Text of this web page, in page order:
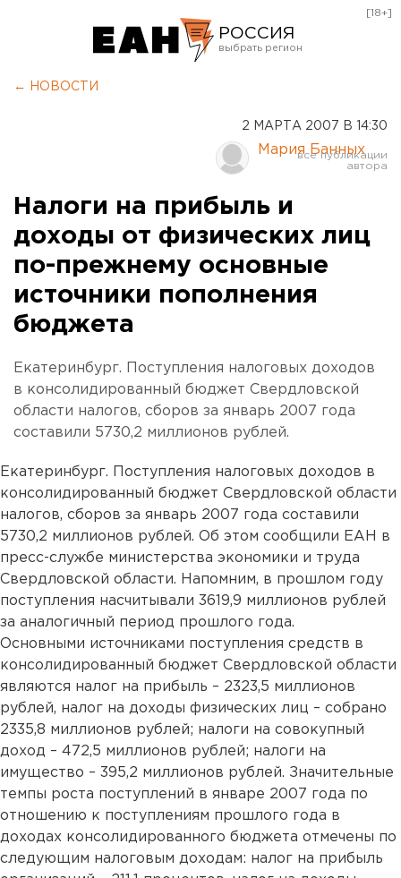
РОССИЯ
Курган
Оренбург
[18+]
← НОВОСТИ
2 МАРТА 2007 В 14:30
Мария Банных
Налоги на прибыль и
доходы от физических лиц
по-прежнему основные
источники пополнения
бюджета
Екатеринбург. Поступления налоговых доходов
в консолидированный бюджет Свердловской
области налогов, сборов за январь 2007 года
составили 5730,2 миллионов рублей.
Екатеринбург. Поступления налоговых доходов в
консолидированный бюджет Свердловской области
налогов, сборов за январь 2007 года составили
5730,2 миллионов рублей. Об этом сообщили ЕАН в
пресс-службе министерства экономики и труда
Свердловской области. Напомним, в прошлом году
поступления насчитывали 3619,9 миллионов рублей
за аналогичный период прошлого года.
Основными источниками поступления средств в
консолидированный бюджет Свердловской области
являются налог на прибыль – 2323,5 миллионов
рублей, налог на доходы физических лиц – собрано
2335,8 миллионов рублей; налоги на совокупный
доход – 472,5 миллионов рублей; налоги на
имущество – 395,2 миллионов рублей. Значительные
темпы роста поступлений в январе 2007 года по
отношению к поступлениям прошлого года в
доходах консолидированного бюджета отмечены по
следующим налоговым доходам: налог на прибыль